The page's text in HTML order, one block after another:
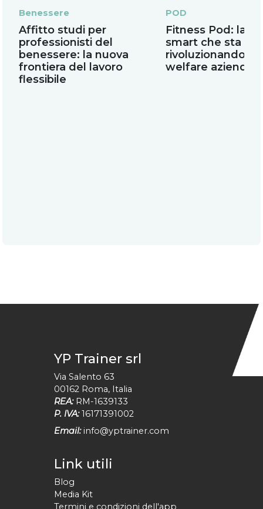
Benessere
Affitto studi per
professionisti del
benessere: la nuova
frontiera del lavoro
flessibile
POD
Fitness Pod: la
smart che sta
rivoluzionando il
welfare aziendale
YP Trainer srl
Via Salento 63
00162 Roma, Italia
REA: RM-1639133
P. IVA: 16171391002
Email: info@yptrainer.com
Link utili
Blog
Media Kit
Termini e condizioni dell'app